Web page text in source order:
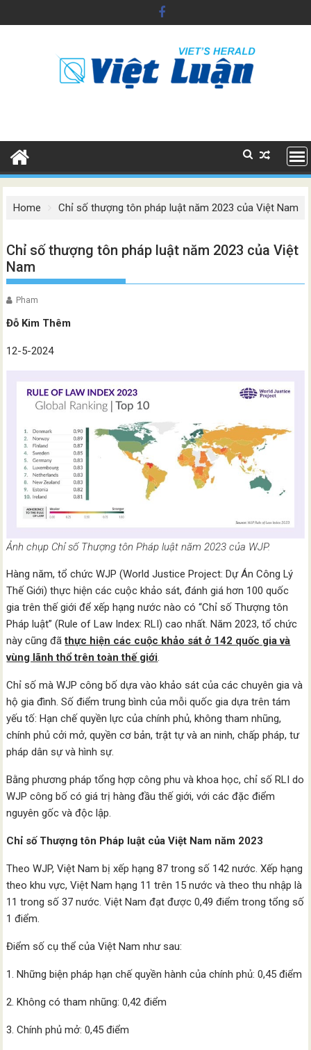
to
Home Chỉ số thượng tôn pháp luật năm 2023 của Việt Nam
Chỉ số thượng tôn pháp luật năm 2023 của Việt
Nam
Pham
Đỗ Kim Thêm
12-5-2024
Ảnh chụp Chỉ số Thượng tôn Pháp luật năm 2023 của WJP.
Hàng năm, tổ chức WJP (World Justice Project: Dự Án Công Lý
Thế Giới) thực hiện các cuộc khảo sát, đánh giá hơn 100 quốc
gia trên thế giới để xếp hạng nước nào có “Chỉ số Thượng tôn
Pháp luật” (Rule of Law Index: RLI) cao nhất. Năm 2023, tổ chức
này cũng đãthực hiện các cuộc khảo sát ở 142 quốc gia và
vùng lãnh thổ trên toàn thế giới.
Chỉ số mà WJP công bố dựa vào khảo sát của các chuyên gia và
hộ gia đình. Số điểm trung bình của mỗi quốc gia dựa trên tám
yếu tố: Hạn chế quyền lực của chính phủ, không tham nhũng,
chính phủ cởi mở, quyền cơ bản, trật tự và an ninh, chấp pháp, tư
pháp dân sự và hình sự.
Bằng phương pháp tổng hợp công phu và khoa học, chỉ số RLI do
WJP công bố có giá trị hàng đầu thế giới, với các đặc điểm
nguyên gốc và độc lập.
Chỉ số Thượng tôn Pháp luật của Việt Nam năm 2023
Theo WJP, Việt Nam bị xếp hạng 87 trong số 142 nước. Xếp hạng
theo khu vực, Việt Nam hạng 11 trên 15 nước và theo thu nhập là
11 trong số 37 nước. Việt Nam đạt được 0,49 điểm trong tổng số
1 điểm.
Điểm số cụ thể của Việt Nam như sau:
1. Những biện pháp hạn chế quyền hành của chính phủ: 0,45 điểm
2. Không có tham nhũng: 0,42 điểm
3. Chính phủ mở: 0,45 điểm